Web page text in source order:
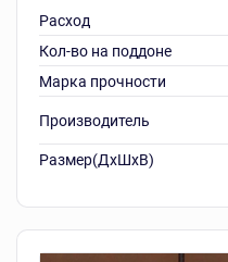
Расход
Кол-во на поддоне
Марка прочности
Производитель
Размер(ДхШхВ)